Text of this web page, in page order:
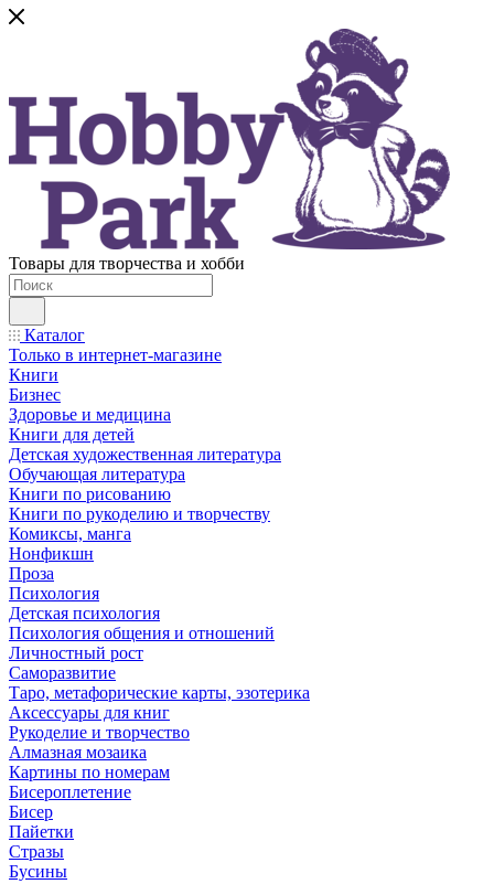
Товары для творчества и хобби
Каталог
Только в интернет-магазине
Книги
Бизнес
Здоровье и медицина
Книги для детей
Детская художественная литература
Обучающая литература
Книги по рисованию
Книги по рукоделию и творчеству
Комиксы, манга
Нонфикшн
Проза
Психология
Детская психология
Психология общения и отношений
Личностный рост
Саморазвитие
Таро, метафорические карты, эзотерика
Аксессуары для книг
Рукоделие и творчество
Алмазная мозаика
Картины по номерам
Бисероплетение
Бисер
Пайетки
Стразы
Бусины